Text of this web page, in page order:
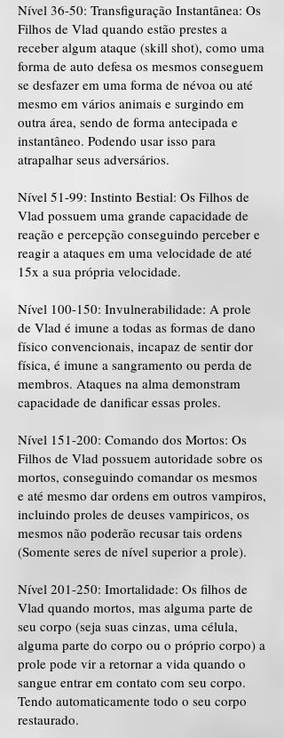
Nível 36-50: Transfiguração Instantânea: Os
Filhos de Vlad quando estão prestes a
receber algum ataque (skill shot), como uma
forma de auto defesa os mesmos conseguem
se desfazer em uma forma de névoa ou até
mesmo em vários animais e surgindo em
outra área, sendo de forma antecipada e
instantâneo. Podendo usar isso para
atrapalhar seus adversários.
Nível 51-99: Instinto Bestial: Os Filhos de
Vlad possuem uma grande capacidade de
reação e percepção conseguindo perceber e
reagir a ataques em uma velocidade de até
15x a sua própria velocidade.
Nível 100-150: Invulnerabilidade: A prole
de Vlad é imune a todas as formas de dano
físico convencionais, incapaz de sentir dor
física, é imune a sangramento ou perda de
membros. Ataques na alma demonstram
capacidade de danificar essas proles.
Nível 151-200: Comando dos Mortos: Os
Filhos de Vlad possuem autoridade sobre os
mortos, conseguindo comandar os mesmos
e até mesmo dar ordens em outros vampiros,
incluindo proles de deuses vampiricos, os
mesmos não poderão recusar tais ordens
(Somente seres de nível superior a prole).
Nível 201-250: Imortalidade: Os filhos de
Vlad quando mortos, mas alguma parte de
seu corpo (seja suas cinzas, uma célula,
alguma parte do corpo ou o próprio corpo) a
prole pode vir a retornar a vida quando o
sangue entrar em contato com seu corpo.
Tendo automaticamente todo o seu corpo
restaurado.